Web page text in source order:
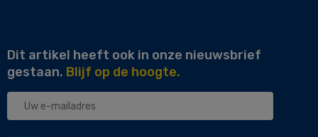
Dit artikel heeft ook in onze nieuwsbrief
gestaan. Blijf op de hoogte.
Uw